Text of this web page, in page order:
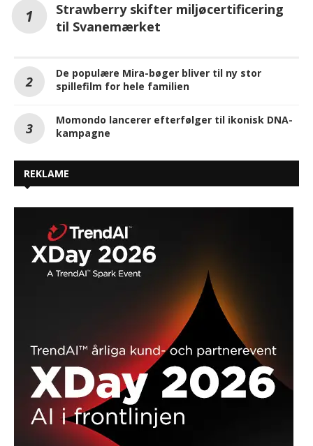
Strawberry skifter miljøcertificering
til Svanemærket
De populære Mira-bøger bliver til ny stor
spillefilm for hele familien
Momondo lancerer efterfølger til ikonisk DNA-
kampagne
REKLAME